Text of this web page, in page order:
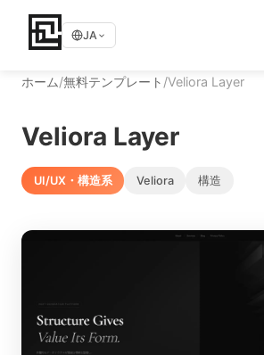
JA
ホーム/無料テンプレート /Veliora Layer
Veliora Layer
UI/UX・構造系 Veliora 構造